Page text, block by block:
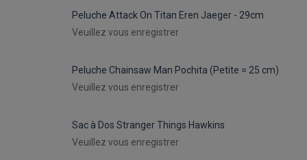
Peluche Attack On Titan Eren Jaeger - 29cm
Veuillez vous enregistrer
Peluche Chainsaw Man Pochita (Petite = 25 cm)
Veuillez vous enregistrer
Sac à Dos Stranger Things Hawkins
Veuillez vous enregistrer